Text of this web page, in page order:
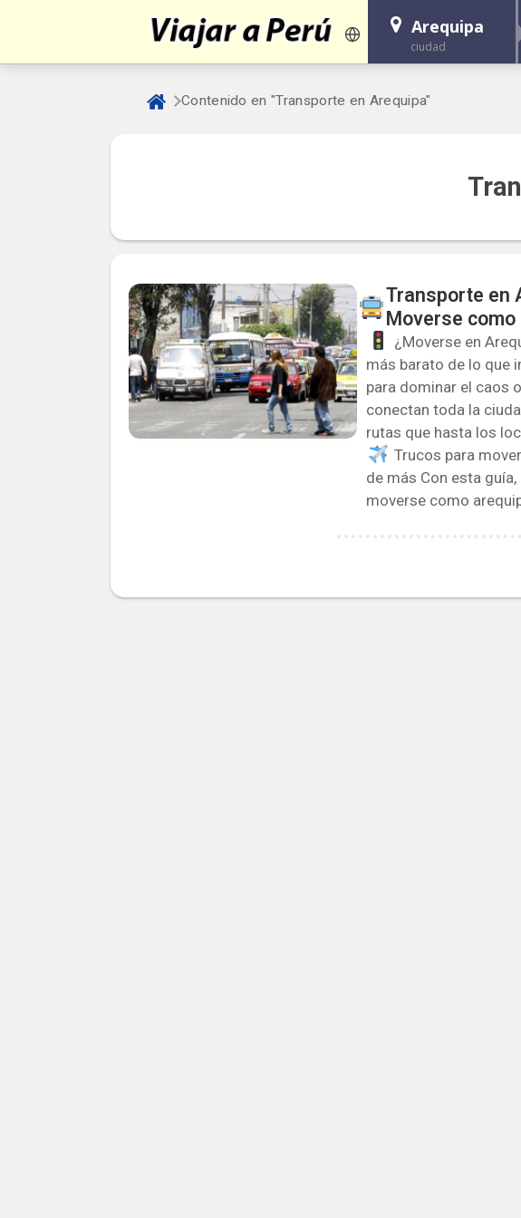
Arequipa
ciudad
Contenido en "Transporte en Arequipa"
Transporte en
Moverse como
¿Moverse en
más barato de lo que
para dominar el caos
conectan toda la
rutas que hasta los
Trucos para
de más Con esta
moverse como